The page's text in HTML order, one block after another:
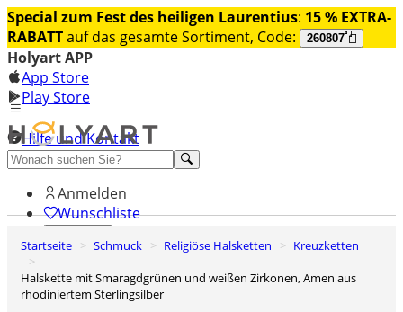
Special zum Fest des heiligen Laurentius: 15 % EXTRA-
RABATTauf das gesamte Sortiment, Code: 260807
Holyart APP
App Store
Play Store
Hilfe und Kontakt
Entdecken Sie Premium
Anmelden
Wunschliste
0
Startseite Schmuck Religiöse Halsketten
Kreuzketten
Halskette mit Smaragdgrünen und weißen Zirkonen, Amen aus
rhodiniertem Sterlingsilber